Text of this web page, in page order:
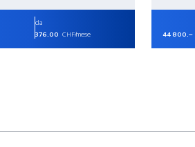
da
376.00 CHF/mese 44 800.–